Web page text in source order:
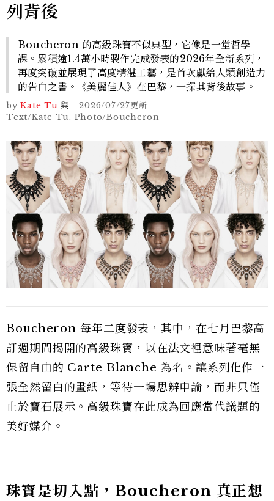
列背後
Boucheron 的高級珠寶不似典型，它像是一堂哲學
課。累積逾1.4萬小時製作完成發表的2026年全新系列，
再度突破並展現了高度精湛工藝，是首次獻給人類創造力
的告白之書。《美麗佳人》在巴黎，一探其背後故事。
by Kate Tu 與 -2026/07/27更新
Text/Kate Tu. Photo/Boucheron
Boucheron 每年二度發表，其中，在七月巴黎高
訂週期間揭開的高級珠寶，以在法文裡意味著毫無
保留自由的 Carte Blanche 為名。讓系列化作一
張全然留白的畫紙，等待一場思辨申論，而非只僅
止於寶石展示。高級珠寶在此成為回應當代議題的
美好媒介。
珠寶是切入點，Boucheron 真正想